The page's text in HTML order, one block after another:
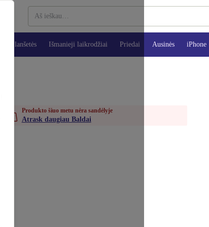
Planšetės Išmanieji laikrodžiai Priedai Ausinės iPhone
Produkto šiuo metu nėra sandėlyje
Atrask daugiau Baldai